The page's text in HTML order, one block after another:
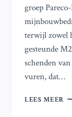
groep
terwijl zowel
gesteunde
schenden
vuren, dat…
LEES MEER